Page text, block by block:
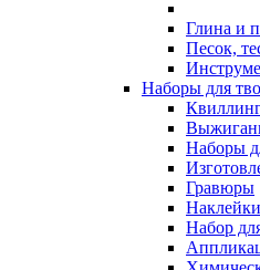
Глина и
Песок,
Наборы для
Наборы
Гравюры
Набор